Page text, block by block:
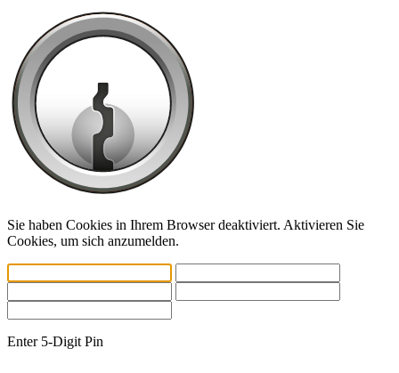
Sie haben Cookies in Ihrem Browser deaktiviert. Aktivieren Sie
Cookies, um sich anzumelden.
Enter 5-Digit Pin